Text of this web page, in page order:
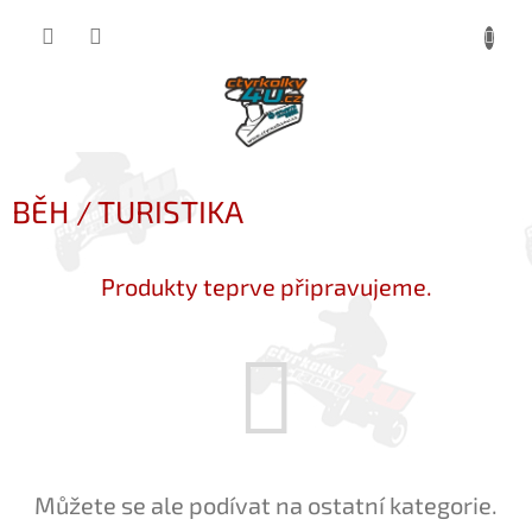
BĚH / TURISTIKA
Produkty teprve připravujeme.
Můžete se ale podívat na ostatní kategorie.